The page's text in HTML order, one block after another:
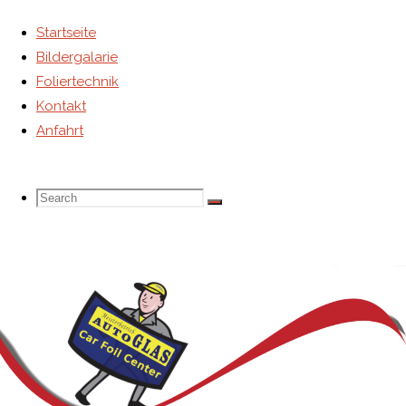
Startseite
Bildergalarie
Foliertechnik
Kontakt
Anfahrt
Search
Search
Search